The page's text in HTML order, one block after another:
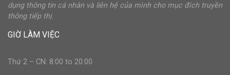
dụng thông tin cá nhân và liên hệ của mình cho mục đích truyền
thông tiếp thị.
GIỜ LÀM VIỆC
Thứ 2 – CN: 8:00 to 20:00